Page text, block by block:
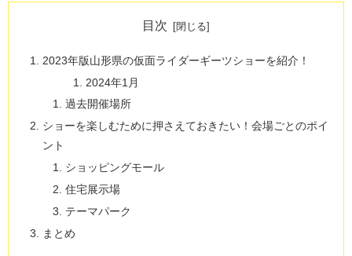
目次
2023年版山形県の仮面ライダーギーツショーを紹介！
2024年1月
過去開催場所
ショーを楽しむために押さえておきたい！会場ごとのポイ
ント
ショッピングモール
住宅展示場
テーマパーク
まとめ